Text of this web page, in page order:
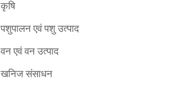
कृषि
पशुपालन एवं पशु उत्पाद
वन एवं वन उत्पाद
खनिज संसाधन